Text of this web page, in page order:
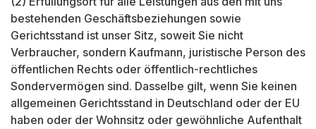
bestehenden Geschäftsbeziehungen sowie
Gerichtsstand ist unser Sitz, soweit Sie nicht
Verbraucher, sondern Kaufmann, juristische Person des
öffentlichen Rechts oder öffentlich-rechtliches
Sondervermögen sind. Dasselbe gilt, wenn Sie keinen
allgemeinen Gerichtsstand in Deutschland oder der EU
haben oder der Wohnsitz oder gewöhnliche Aufenthalt